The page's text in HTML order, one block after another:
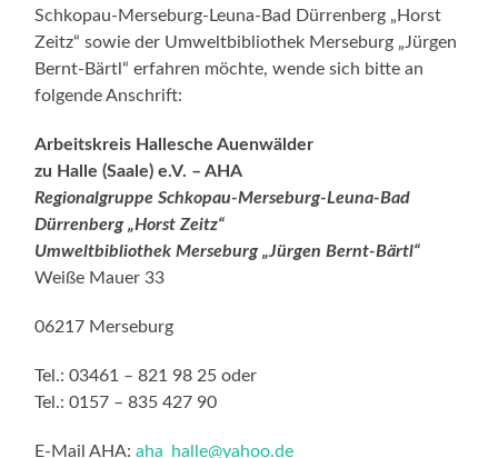
Schkopau-Merseburg-Leuna-Bad Dürrenberg „Horst
Zeitz“ sowie der Umweltbibliothek Merseburg „Jürgen
Bernt-Bärtl“ erfahren möchte, wende sich bitte an
folgende Anschrift:
Arbeitskreis Hallesche Auenwälder
zu Halle (Saale) e.V. – AHA
Regionalgruppe Schkopau-Merseburg-Leuna-Bad
Dürrenberg „Horst Zeitz“
Umweltbibliothek Merseburg „Jürgen Bernt-Bärtl“
Weiße Mauer 33
06217 Merseburg
Tel.: 03461 – 821 98 25 oder
Tel.: 0157 – 835 427 90
E-Mail AHA:aha_halle@yahoo.de